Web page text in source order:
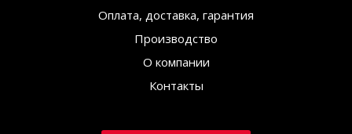
Оплата, доставка, гарантия
Производство
О компании
Контакты